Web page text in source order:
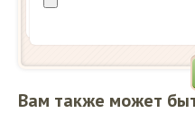
Вам также может